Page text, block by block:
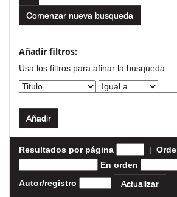
Comenzar nueva busqueda
Añadir filtros:
Usa los filtros para afinar la busqueda.
Resultados por página |
En orden
Autor/registro